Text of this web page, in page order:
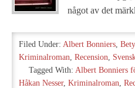
något av det
Filed Under: Albert Bonniers,
Kriminalroman, Recension,
Tagged With: Albert Bonniers
Håkan Nesser, Kriminalroman,